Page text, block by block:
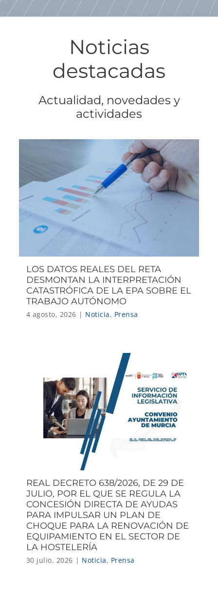
Noticias
destacadas
Actualidad, novedades y
actividades
LOS DATOS REALES DEL RETA
DESMONTAN LA INTERPRETACIÓN
CATASTRÓFICA DE LA EPA SOBRE EL
TRABAJO AUTÓNOMO
4 agosto, 2026 | Noticia, Prensa
REAL DECRETO 638/2026, DE 29 DE
JULIO, POR EL QUE SE REGULA LA
CONCESIÓN DIRECTA DE AYUDAS
PARA IMPULSAR UN PLAN DE
CHOQUE PARA LA RENOVACIÓN DE
EQUIPAMIENTO EN EL SECTOR DE
LA HOSTELERÍA
30 julio, 2026 | Noticia, Prensa